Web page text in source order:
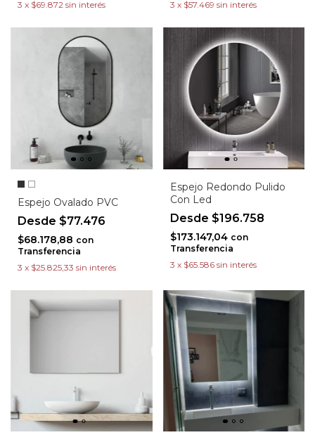
3 x $69.872 sin interés
3 x $57.469 sin interés
Espejo Ovalado PVC
$77.476
$68.178,88 con
Transferencia
3 x $25.825,33 sin interés
Espejo Redondo Pulido
Con Led
$196.758
$173.147,04 con
Transferencia
3 x $65.586 sin interés